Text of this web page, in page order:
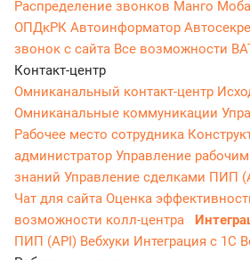
Распределение звонков Манго
ОПДкРК Автоинформатор
звонок с сайта Все возможности
Контакт-центр
Омниканальный контакт-центр
Омниканальные коммуникации
Рабочее место сотрудника
администратор Управление
знаний Управление сделками ПИП
Чат для сайта Оценка
возможности колл-центра
ПИП (API) Вебхуки Интеграция с 1С